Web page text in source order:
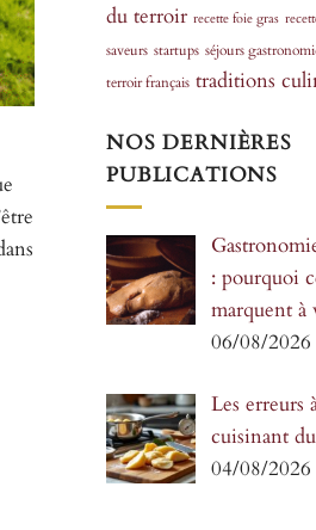
du terroir recette foie gras
saveurs startups séjours
terroir français traditions
NOS DERNIÈRES
PUBLICATIONS
: pourquoi
marquent à
06/08/2026
Les erreurs
cuisinant
04/08/2026